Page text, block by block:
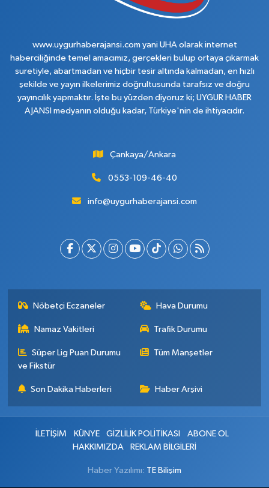
www.uygurhaberajansi.com yani UHA olarak internet
haberciliğinde temel amacımız, gerçekleri bulup ortaya çıkarmak
suretiyle, abartmadan ve hiçbir tesir altında kalmadan, en hızlı
şekilde ve yayın ilkelerimiz doğrultusunda tarafsız ve doğru
yayıncılık yapmaktır. İşte bu yüzden diyoruz ki; UYGUR HABER
AJANSI medyanın olduğu kadar, Türkiye'nin de ihtiyacıdır.
Çankaya/Ankara
0553-109-46-40
info@uygurhaberajansi.com
Nöbetçi Eczaneler Hava Durumu
Namaz Vakitleri Trafik Durumu
Süper Lig Puan Durumu
ve Fikstür
Tüm Manşetler
Son Dakika Haberleri Haber Arşivi
İLETİŞİM KÜNYE GİZLİLİK POLİTİKASI
ABONE OL
HAKKIMIZDA
REKLAM BİLGİLERİ
Haber Yazılımı: TE Bilişim